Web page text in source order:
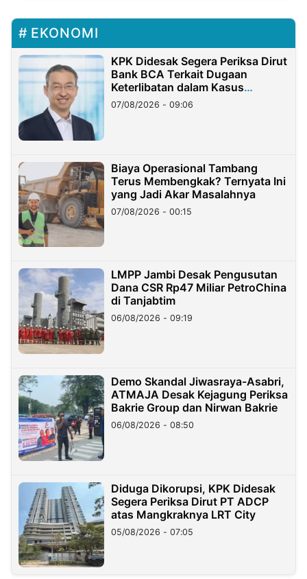
EKONOMI
KPK Didesak Segera Periksa Dirut
Bank BCA Terkait Dugaan
Keterlibatan dalam Kasus
Hilangnya Dana Nasabah Rp2,58
Miliar
07/08/2026 - 09:06
Biaya Operasional Tambang
Terus Membengkak? Ternyata Ini
yang Jadi Akar Masalahnya
07/08/2026 - 00:15
LMPP Jambi Desak Pengusutan
Dana CSR Rp47 Miliar PetroChina
di Tanjabtim
06/08/2026 - 09:19
Demo Skandal Jiwasraya-Asabri,
ATMAJA Desak Kejagung Periksa
Bakrie Group dan Nirwan Bakrie
06/08/2026 - 08:50
Diduga Dikorupsi, KPK Didesak
Segera Periksa Dirut PT ADCP
atas Mangkraknya LRT City
05/08/2026 - 07:05